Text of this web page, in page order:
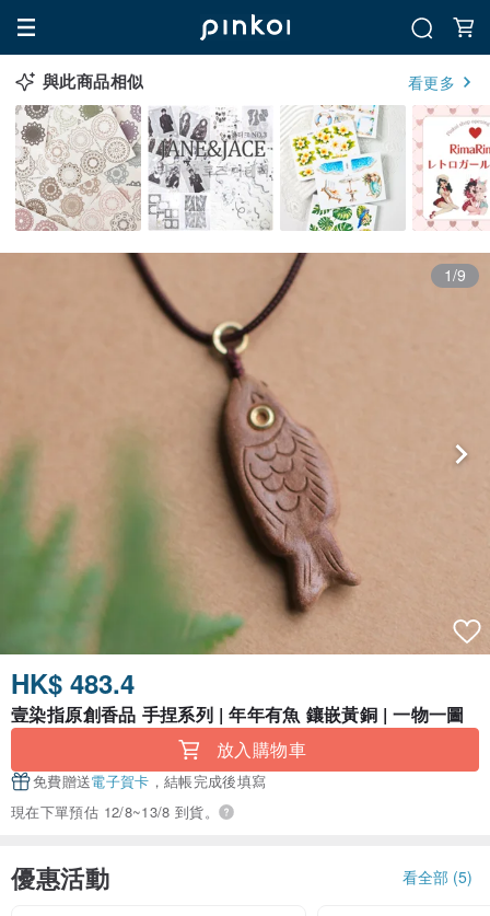
與此商品相似 看更多
1/9
HK$ 483.4
壹染指原創香品 手捏系列 | 年年有魚 鑲嵌黃銅 | 一物一圖
放入購物車
免費贈送電子賀卡 ，結帳完成後填寫
現在下單預估 12/8~13/8 到貨。
優惠活動 看全部 (5)